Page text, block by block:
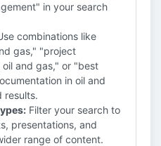
in your search
combinations like
gas," "project
and gas," or "best
in oil and
results.
Filter your search to
presentations, and
range of content.